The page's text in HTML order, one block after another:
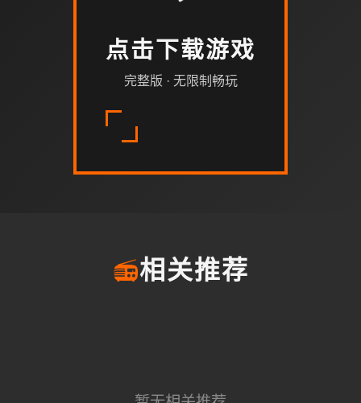
点击下载游戏
完整版 · 无限制畅玩
📻相关推荐